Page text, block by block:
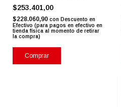
$253.401,00
$228.060,90 con Descuento en
Efectivo (para pagos en efectivo en
tienda física al momento de retirar
la compra)
Comprar